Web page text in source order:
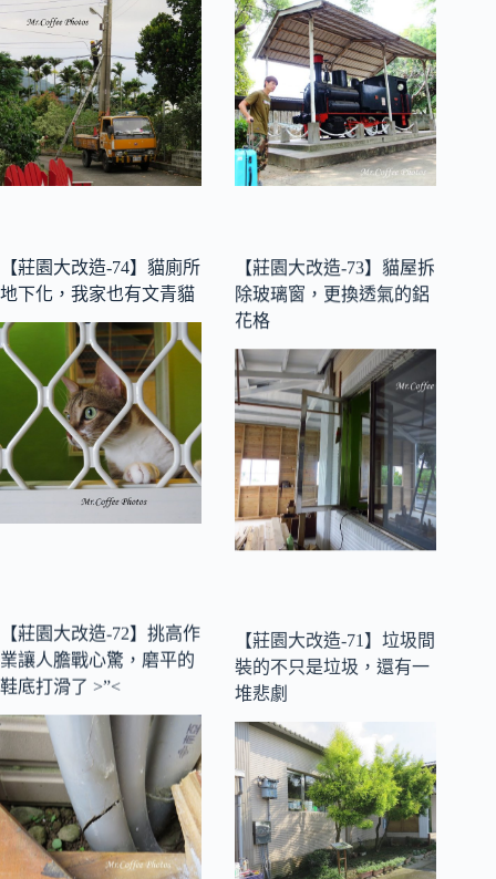
【莊園大改造-74】貓廁所
地下化，我家也有文青貓
【莊園大改造-73】貓屋拆
除玻璃窗，更換透氣的鋁
花格
【莊園大改造-72】挑高作
業讓人膽戰心驚，磨平的
鞋底打滑了 >”<
【莊園大改造-71】垃圾間
裝的不只是垃圾，還有一
堆悲劇